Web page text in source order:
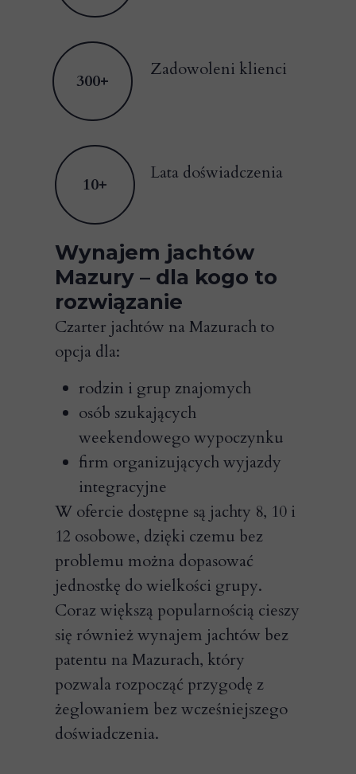
Wynajem jachtów
Mazury – dla kogo to
rozwiązanie
Czarter jachtów na Mazurach to
opcja dla:
rodzin i grup znajomych
osób szukających
weekendowego wypoczynku
firm organizujących wyjazdy
integracyjne
W ofercie dostępne są jachty 8, 10 i
12 osobowe, dzięki czemu bez
problemu można dopasować
jednostkę do wielkości grupy.
Coraz większą popularnością cieszy
się również wynajem jachtów bez
patentu na Mazurach, który
pozwala rozpocząć przygodę z
żeglowaniem bez wcześniejszego
doświadczenia.
Lata doświadczenia
10+
Zadowoleni klienci
300+